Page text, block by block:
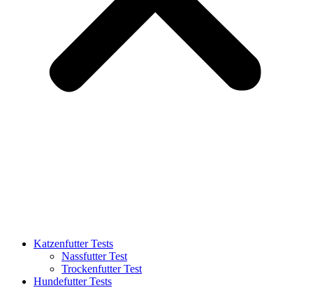
Katzenfutter Tests
Nassfutter Test
Trockenfutter Test
Hundefutter Tests